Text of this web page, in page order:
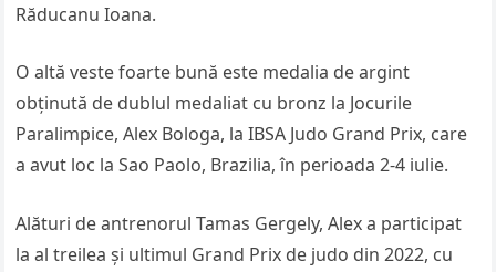
Răducanu Ioana.
O altă veste foarte bună este medalia de argint
obținută de dublul medaliat cu bronz la Jocurile
Paralimpice, Alex Bologa, la IBSA Judo Grand Prix, care
a avut loc la Sao Paolo, Brazilia, în perioada 2-4 iulie.
Alături de antrenorul Tamas Gergely, Alex a participat
la al treilea și ultimul Grand Prix de judo din 2022, cu